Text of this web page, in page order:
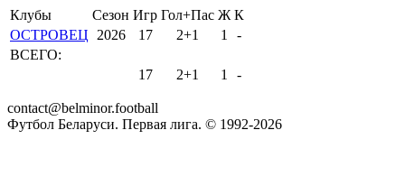
Клубы Сезон Игр Гол+Пас Ж К
ОСТРОВЕЦ
2026 17 2+1 1
-
ВСЕГО:
17
2+1 1 -
contact@belminor.football
Футбол Беларуси. Первая лига. © 1992-2026